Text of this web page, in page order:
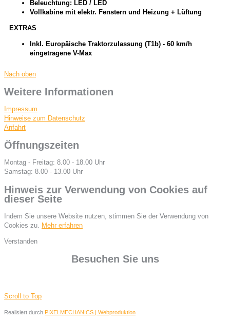
Beleuchtung: LED / LED
Vollkabine mit elektr. Fenstern und Heizung + Lüftung
EXTRAS
Inkl. Europäische Traktorzulassung (T1b) - 60 km/h
eingetragene V-Max
Nach oben
Weitere Informationen
Impressum
Hinweise zum Datenschutz
Anfahrt
Öffnungszeiten
Montag - Freitag: 8.00 - 18.00 Uhr
Samstag: 8.00 - 13.00 Uhr
Hinweis zur Verwendung von Cookies auf
dieser Seite
Indem Sie unsere Website nutzen, stimmen Sie der Verwendung von
Cookies zu. Mehr erfahren
Verstanden
Besuchen Sie uns
Scroll to Top
Realisiert durch PIXELMECHANICS | Webproduktion